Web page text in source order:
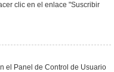
clic en el enlace "Suscribir
el Panel de Control de Usuario